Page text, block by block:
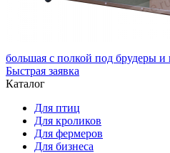
большая с полкой под брудеры и
Быстрая заявка
Каталог
Для птиц
Для кроликов
Для фермеров
Для бизнеса